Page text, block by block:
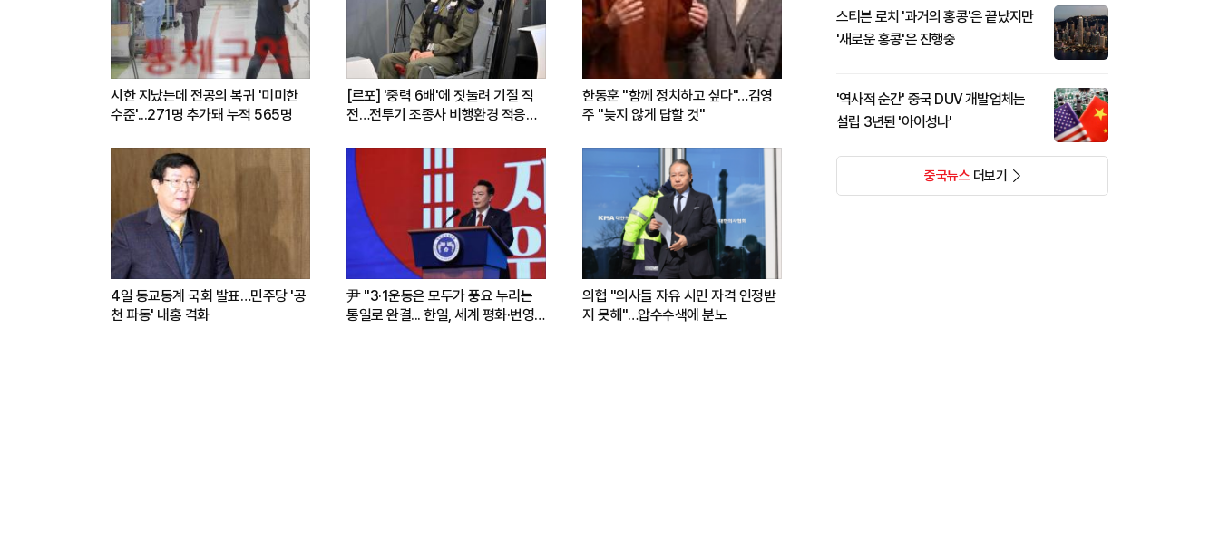
시한 지났는데 전공의 복귀 '미미한
수준'...271명 추가돼 누적 565명
[르포] '중력 6배'에 짓눌려 기절 직
전…전투기 조종사 비행환경 적응훈
한동훈 "함께 정치하고 싶다"…김영
주 "늦지 않게 답할 것"
4일 동교동계 국회 발표…민주당 '공
천 파동' 내홍 격화
尹 "3·1운동은 모두가 풍요 누리는
통일로 완결... 한일, 세계 평화·번영
의협 "의사들 자유 시민 자격 인정받
지 못해"…압수수색에 분노
스티븐 로치 '과거의 홍콩'은 끝났지만
'새로운 홍콩'은 진행중
'역사적 순간' 중국 DUV 개발업체는
설립 3년된 '아이성나'
중국뉴스더보기